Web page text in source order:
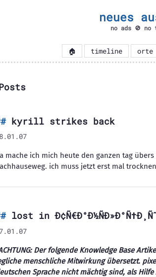
neues
no ads 🚫 no
🏠 timeline orte
kyrill strikes back
mache ich mich heute den ganzen tag
ich muss jetzt erst mal
lost in
Der folgende Knowledge Base
menschliche Mitwirkung übersetzt.
Sprache nicht mächtig sind, als